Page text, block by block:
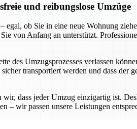
und reibungslose Umzüge
ob Sie in eine neue Wohnung
von Anfang an unterstützt.
des Umzugsprozesses verlassen
transportiert werden und dass der
dass jeder Umzug einzigartig ist.
– wir passen unsere Leistungen